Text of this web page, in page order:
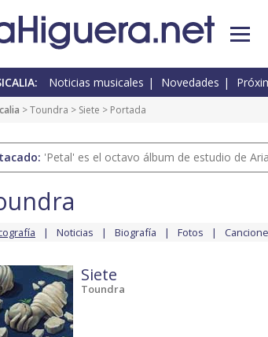
Noticias musicales Novedades
>Toundra > Siete > Portada
'Petal' es el octavo álbum de estudio de
Noticias Biografía Fotos
Siete
Toundra